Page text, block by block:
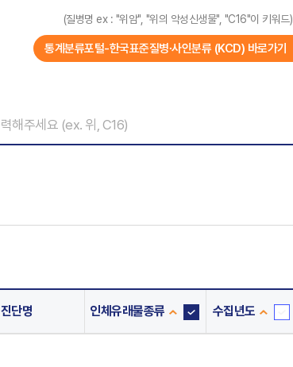
(질병명 ex : "위암", "위의 악성신생물", "C16"이 키워드)
통계분류포털-한국표준질병∙사인분류 (KCD) 바로가기
진단명 인체유래물종류
인
체
수집년도
수
집